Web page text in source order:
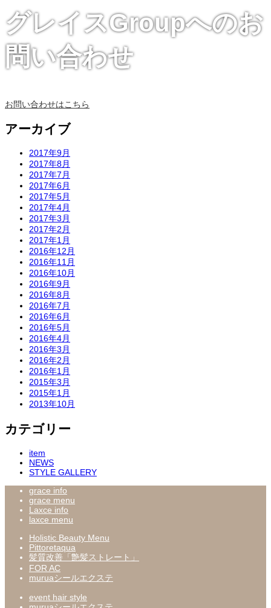
グレイスGroupへのお
問い合わせ
お問い合わせはこちら
アーカイブ
2017年9月
2017年8月
2017年7月
2017年6月
2017年5月
2017年4月
2017年3月
2017年2月
2017年1月
2016年12月
2016年11月
2016年10月
2016年9月
2016年8月
2016年7月
2016年6月
2016年5月
2016年4月
2016年3月
2016年2月
2016年1月
2015年3月
2015年1月
2013年10月
カテゴリー
item
NEWS
STYLE GALLERY
grace info
grace menu
Laxce info
laxce menu
Holistic Beauty Menu
Pittoretaqua
髪質改善「艶髪ストレート」
FOR AC
muruaシールエクステ
event hair style